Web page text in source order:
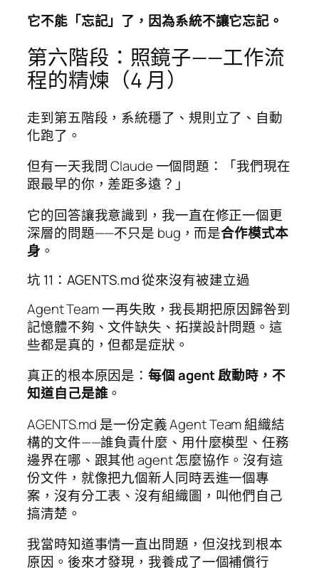
它不能「忘記」了，因為系統不讓它忘記。
第六階段：照鏡子——工作流
程的精煉（4 月）
走到第五階段，系統穩了、規則立了、自動
化跑了。
但有一天我問 Claude 一個問題：「我們現在
跟最早的你，差距多遠？」
它的回答讓我意識到，我一直在修正一個更
深層的問題——不只是 bug，而是合作模式本
身 。
坑 11：AGENTS.md 從來沒有被建立過
Agent Team 一再失敗，我長期把原因歸咎到
記憶體不夠、文件缺失、拓撲設計問題。這
些都是真的，但都是症狀。
真正的根本原因是：每個 agent 啟動時，不
知道自己是誰。
AGENTS.md 是一份定義 Agent Team 組織結
構的文件——誰負責什麼、用什麼模型、任務
邊界在哪、跟其他 agent 怎麼協作。沒有這
份文件，就像把九個新人同時丟進一個專
案，沒有分工表、沒有組織圖，叫他們自己
搞清楚。
我當時知道事情一直出問題，但沒找到根本
原因。後來才發現，我養成了一個補償行